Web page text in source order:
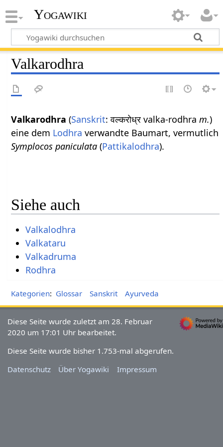
Yogawiki
Valkarodhra
Valkarodhra (Sanskrit: वल्करोध्र valka-rodhram.)
eine dem Lodhra verwandte Baumart, vermutlich
Symplocos paniculata (Pattikalodhra).
Siehe auch
Valkalodhra
Valkataru
Valkadruma
Rodhra
Kategorien: Glossar Sanskrit Ayurveda
Diese Seite wurde zuletzt am 28. Februar
2020 um 17:01 Uhr bearbeitet.
Diese Seite wurde bisher 1.753-mal abgerufen.
Datenschutz
Über Yogawiki Impressum